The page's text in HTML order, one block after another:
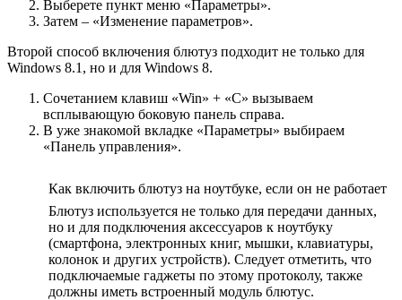
Выберете пункт меню «Параметры».
Затем – «Изменение параметров».
Второй способ включения блютуз подходит не только для
Windows 8.1, но и для Windows 8.
Сочетанием клавиш «Win» + «С» вызываем
всплывающую боковую панель справа.
В уже знакомой вкладке «Параметры» выбираем
«Панель управления».
Как включить блютуз на ноутбуке, если он не работает
Блютуз используется не только для передачи данных,
но и для подключения аксессуаров к ноутбуку
(смартфона, электронных книг, мышки, клавиатуры,
колонок и других устройств). Следует отметить, что
подключаемые гаджеты по этому протоколу, также
должны иметь встроенный модуль блютус.